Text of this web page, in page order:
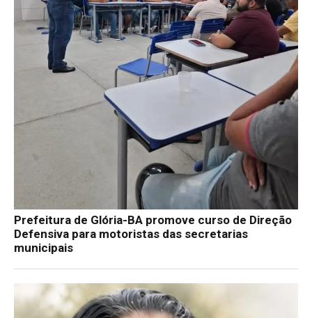
Prefeitura de Glória-BA promove curso de Direção
Defensiva para motoristas das secretarias
municipais